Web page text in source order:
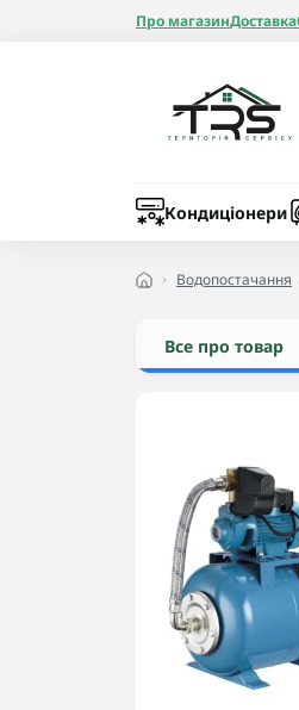
Про магазинДоставка
Кондиціонери
Водопостачання
Все про товар